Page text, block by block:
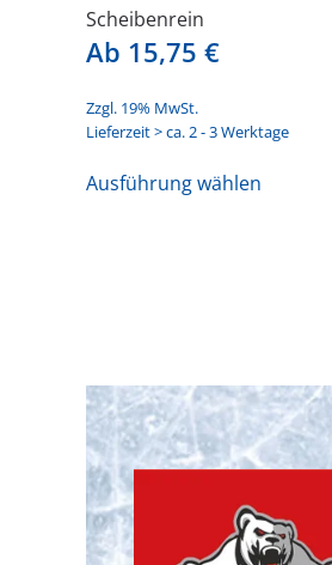
Scheibenrein
Ab 15,75 €
Zzgl. 19% MwSt.
Lieferzeit > ca. 2 - 3 Werktage
Ausführung wählen
können
auf
der
gewählt